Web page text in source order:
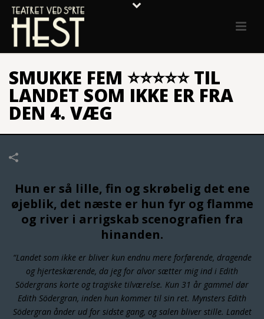
SMUKKE FEM ⭐⭐⭐⭐⭐ TIL
LANDET SOM IKKE ER FRA
DEN 4. VÆG
Hun er så lille, fin og skrøbelig det ene
øjeblik, det næste er hun fyr og flamme
og river i arrigskab scenografien fra
hinanden.
“Landet som ikke er bliver kun endnu mere forførende, dragende
og hjerteskærende, da jeg for alvor sætter mig ind i Edith
Södergrans korte og tragiske tilværelse. Kun 31 år gammel dør
Edith Södergran, inden hun kommer til sin ret. Mynsters Edith
Södergran ånder ud for sidste gang, og salen bliver stille. Landet